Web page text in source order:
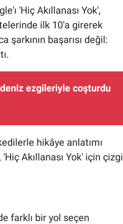
'Hiç Akıllanası Yok',
ilk 10'a girerek
şarkının başarısı değil:
ezgileriyle coşturdu
hikâye anlatımı
Akıllanası Yok' için çizgi
farklı bir yol seçen